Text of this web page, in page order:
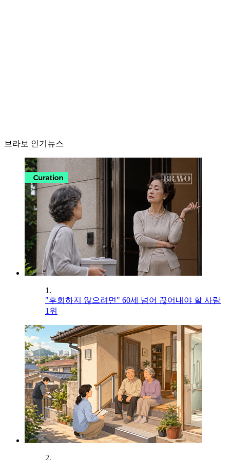
브라보 인기뉴스
1.
"후회하지 않으려면" 60세 넘어 끊어내야 할 사람
1위
2.